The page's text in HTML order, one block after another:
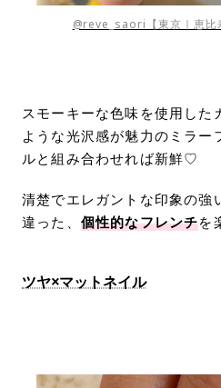
@reve_saori【東京｜恵比
スモーキーな色味を使用した
ような光沢感が魅力のミラー
ルと組み合わせれば新鮮♡
清楚でエレガントな印象の強
違った、 個性的なフレンチを
ツヤ×マットネイル